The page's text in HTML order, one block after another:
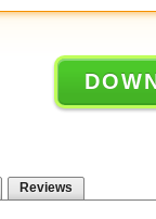
Reviews